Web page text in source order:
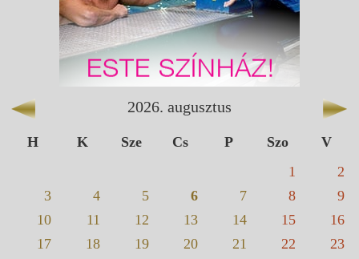
2026. augusztus
H K Sze Cs P Szo
V
1
2
3
4 5 6 7 8
9
10
11 12 13 14 15
16
17
18 19 20 21 22
23